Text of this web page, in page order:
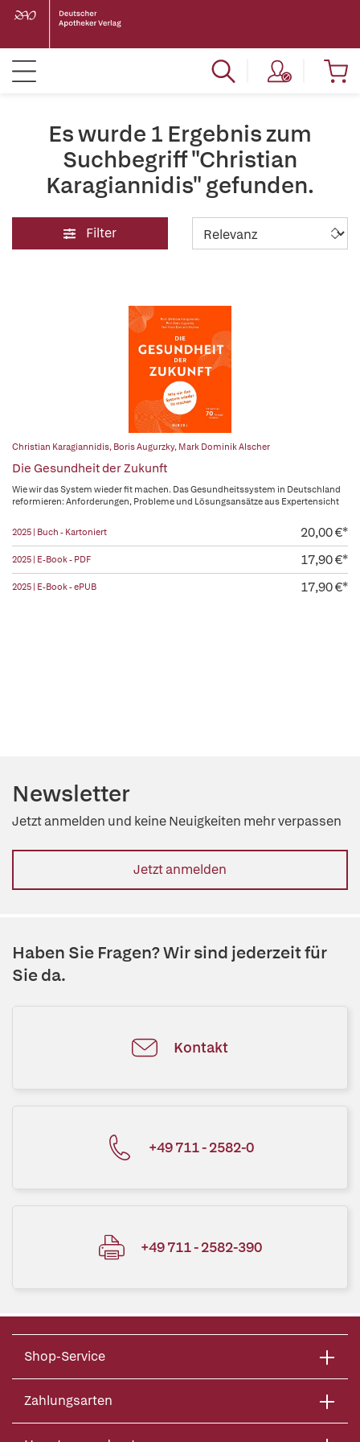
Es wurde 1 Ergebnis zum
Suchbegriff "Christian
Karagiannidis" gefunden.
Filter
Christian Karagiannidis, Boris Augurzky, Mark Dominik Alscher
Die Gesundheit der Zukunft
Wie wir das System wieder fit machen. Das Gesundheitssystem in Deutschland
reformieren: Anforderungen, Probleme und Lösungsansätze aus Expertensicht
2025 | Buch - Kartoniert 20,00 €*
2025 | E-Book - PDF 17,90 €*
2025 | E-Book - ePUB 17,90 €*
Newsletter
Jetzt anmelden und keine Neuigkeiten mehr verpassen
Jetzt anmelden
Haben Sie Fragen? Wir sind jederzeit für
Sie da.
Kontakt
+49 711 - 2582-0
+49 711 - 2582-390
Shop-Service
Zahlungsarten